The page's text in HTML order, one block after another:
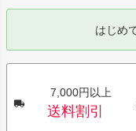
はじめ
7,000円以上
送料割引